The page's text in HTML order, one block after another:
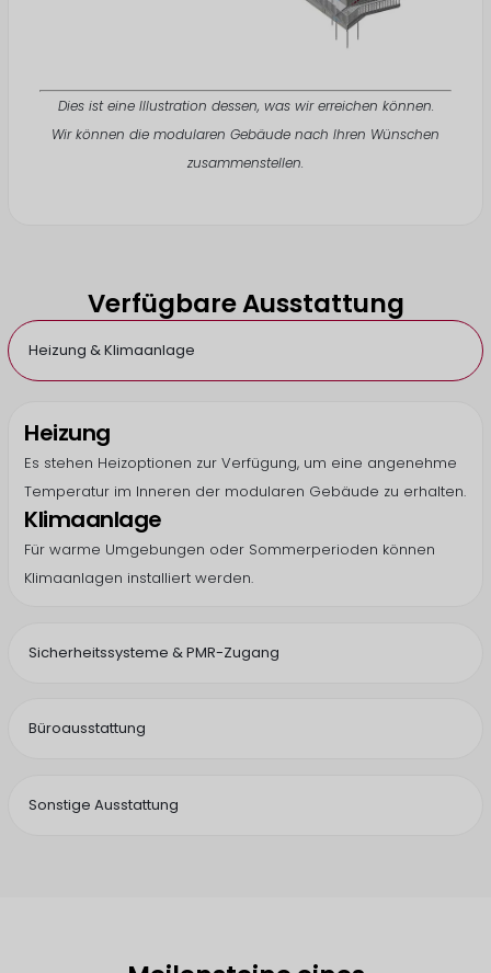
Dies ist eine Illustration dessen, was wir erreichen können.
Wir können die modularen Gebäude nach Ihren Wünschen
zusammenstellen.
Verfügbare Ausstattung
Heizung & Klimaanlage
Sicherheitssysteme & PMR-Zugang
Büroausstattung
Sonstige Ausstattung
Heizung
Es stehen Heizoptionen zur Verfügung, um eine angenehme
Temperatur im Inneren der modularen Gebäude zu erhalten.
Klimaanlage
Für warme Umgebungen oder Sommerperioden können
Klimaanlagen installiert werden.